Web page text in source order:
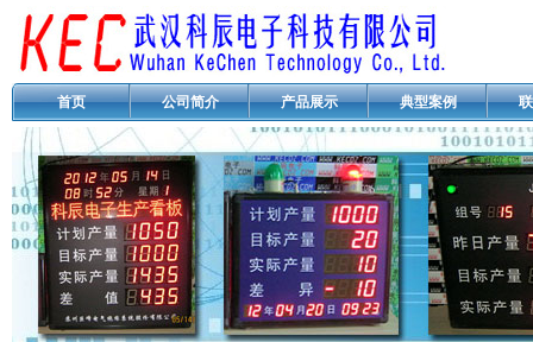
首页 公司简介 产品展示 典型案例